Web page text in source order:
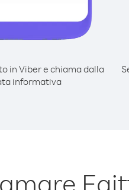
in Viber e chiama dalla
informativa